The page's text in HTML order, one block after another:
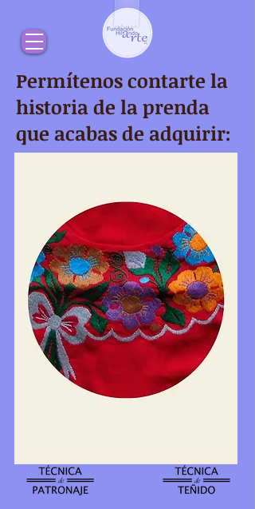
Permítenos contarte la
historia de la prenda
que acabas de adquirir: